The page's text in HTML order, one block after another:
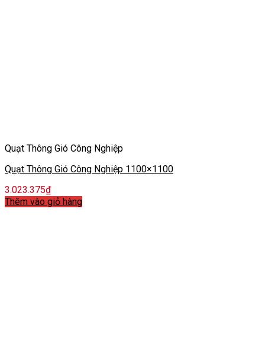
Quạt Thông Gió Công Nghiệp
Quạt Thông Gió Công Nghiệp 1100×1100
3.023.375₫
Thêm vào giỏ hàng